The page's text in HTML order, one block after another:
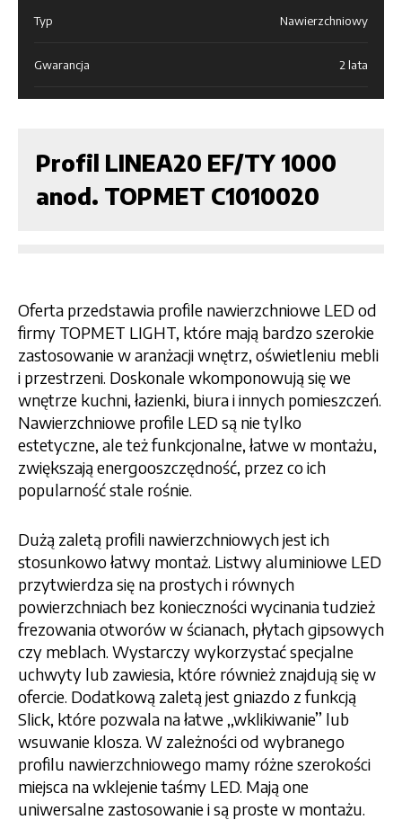
Typ Nawierzchniowy
Gwarancja 2 lata
Profil LINEA20 EF/TY 1000
anod. TOPMET C1010020
Oferta przedstawia profile nawierzchniowe LED od
firmy TOPMET LIGHT, które mają bardzo szerokie
zastosowanie w aranżacji wnętrz, oświetleniu mebli
i przestrzeni. Doskonale wkomponowują się we
wnętrze kuchni, łazienki, biura i innych pomieszczeń.
Nawierzchniowe profile LED są nie tylko
estetyczne, ale też funkcjonalne, łatwe w montażu,
zwiększają energooszczędność, przez co ich
popularność stale rośnie.
Dużą zaletą profili nawierzchniowych jest ich
stosunkowo łatwy montaż. Listwy aluminiowe LED
przytwierdza się na prostych i równych
powierzchniach bez konieczności wycinania tudzież
frezowania otworów w ścianach, płytach gipsowych
czy meblach. Wystarczy wykorzystać specjalne
uchwyty lub zawiesia, które również znajdują się w
ofercie. Dodatkową zaletą jest gniazdo z funkcją
Slick, które pozwala na łatwe ‚‚wklikiwanie’’ lub
wsuwanie klosza. W zależności od wybranego
profilu nawierzchniowego mamy różne szerokości
miejsca na wklejenie taśmy LED. Mają one
uniwersalne zastosowanie i są proste w montażu.